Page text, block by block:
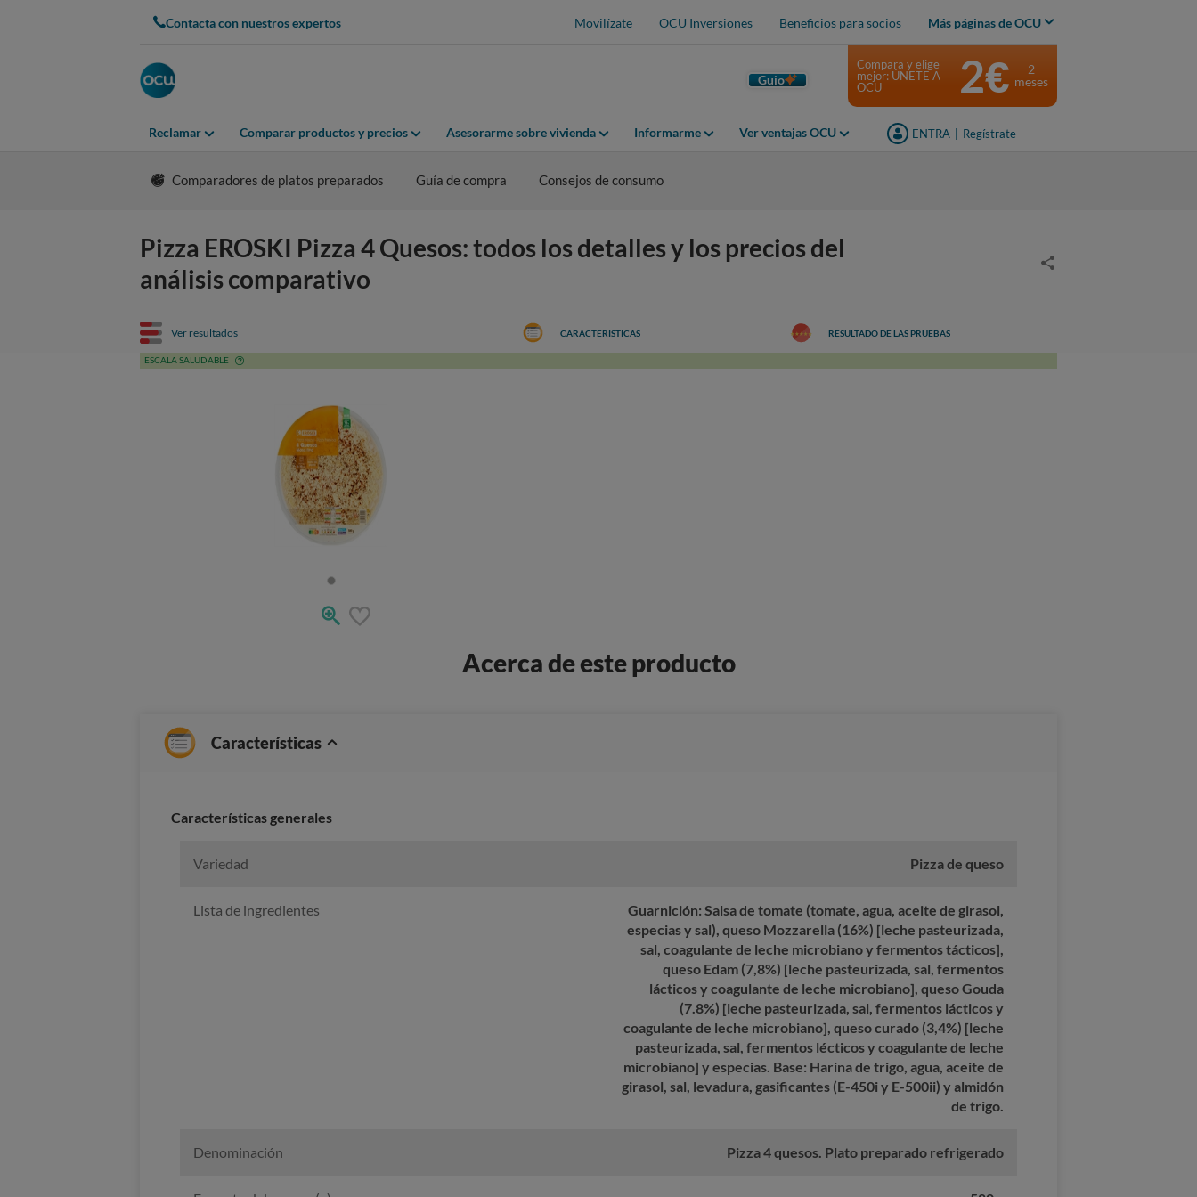
Contacta con nuestros expertos Movilízate OCU Inversiones Beneficios para socios Más páginas de OCU
Guio
Reclamar Comparar productos y precios Asesorarme sobre vivienda Informarme Ver ventajas OCU ENTRA Regístrate
Compara y elige
mejor: ÚNETE A
OCU
2€
2
meses
Comparadores de platos preparados Guía de compra Consejos de consumo
Pizza EROSKI Pizza 4 Quesos: todos los detalles y los precios del
análisis comparativo
Ver resultados
ESCALA SALUDABLE
CARACTERÍSTICAS RESULTADO DE LAS PRUEBAS
Acerca de este producto
Características
Características generales
Variedad Pizza de queso
Lista de ingredientes
Guarnición: Salsa de tomate (tomate, agua, aceite de girasol,
especias y sal), queso Mozzarella (16%) [leche pasteurizada,
sal, coagulante de leche microbiano y fermentos tácticos],
queso Edam (7,8%) [leche pasteurizada, sal, fermentos
lácticos y coagulante de leche microbiano], queso Gouda
(7.8%) [leche pasteurizada, sal, fermentos lácticos y
coagulante de leche microbiano], queso curado (3,4%) [leche
pasteurizada, sal, fermentos lécticos y coagulante de leche
microbiano] y especias. Base: Harina de trigo, agua, aceite de
girasol, sal, levadura, gasificantes (E-450i y E-500ii) y almidón
de trigo.
Denominación Pizza 4 quesos. Plato preparado refrigerado